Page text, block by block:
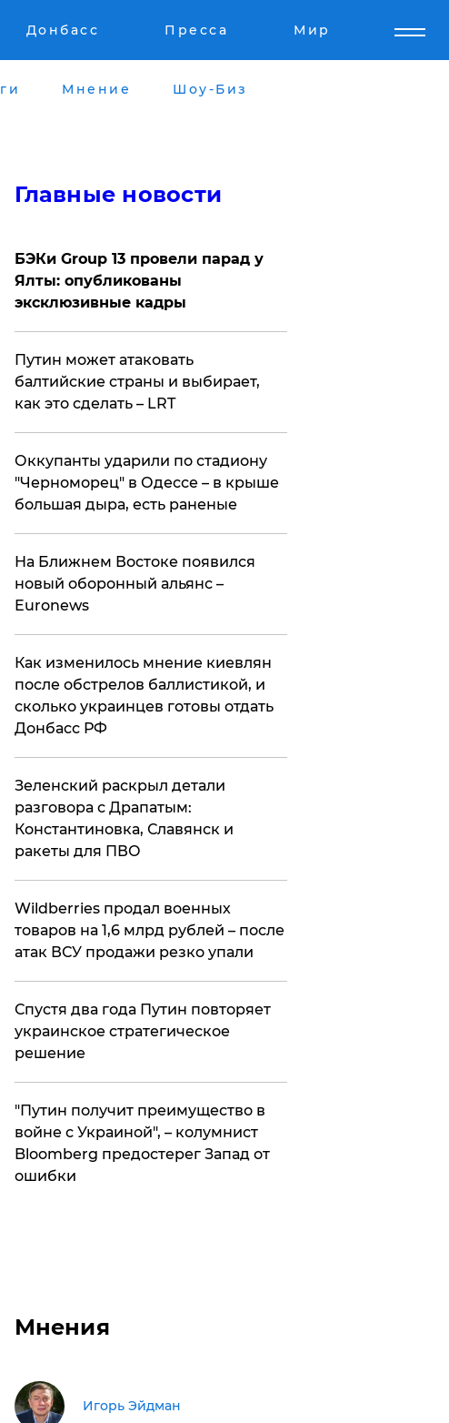
Донбасс Пресса Мир
Мнение Шоу-Биз
Главные новости
​БЭКи Group 13 провели парад у
Ялты: опубликованы
эксклюзивные кадры
Путин может атаковать
балтийские страны и выбирает,
как это сделать – LRT
Оккупанты ударили по стадиону
"Черноморец" в Одессе – в крыше
большая дыра, есть раненые
На Ближнем Востоке появился
новый оборонный альянс –
Euronews
Как изменилось мнение киевлян
после обстрелов баллистикой, и
сколько украинцев готовы отдать
Донбасс РФ
​Зеленский раскрыл детали
разговора с Драпатым:
Константиновка, Славянск и
ракеты для ПВО
​Wildberries продал военных
товаров на 1,6 млрд рублей – после
атак ВСУ продажи резко упали
Спустя два года Путин повторяет
украинское стратегическое
решение
"Путин получит преимущество в
войне с Украиной", – колумнист
Bloomberg предостерег Запад от
ошибки
Мнения
Игорь Эйдман